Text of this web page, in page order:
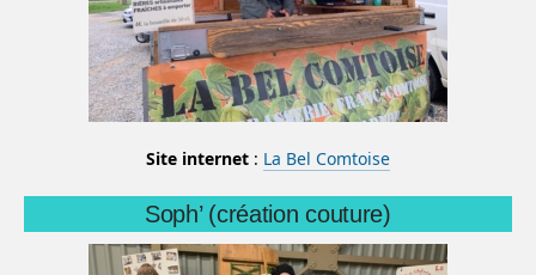
Site internet : La Bel Comtoise
Soph’ (création couture)